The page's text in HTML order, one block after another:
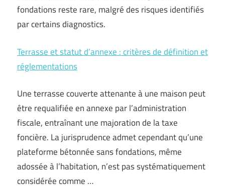
fondations reste rare, malgré des risques identifiés
par certains diagnostics.
Terrasse et statut d’annexe : critères de définition et
réglementations
Une terrasse couverte attenante à une maison peut
être requalifiée en annexe par l’administration
fiscale, entraînant une majoration de la taxe
foncière. La jurisprudence admet cependant qu’une
plateforme bétonnée sans fondations, même
adossée à l’habitation, n’est pas systématiquement
considérée comme …